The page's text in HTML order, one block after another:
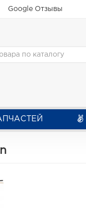
Google Отзывы